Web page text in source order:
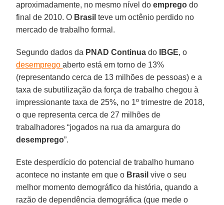
aproximadamente, no mesmo nível doemprego do
final de 2010. O Brasil teve um octênio perdido no
mercado de trabalho formal.
Segundo dados da PNAD Continua do IBGE, o
desempregoaberto está em torno de 13%
(representando cerca de 13 milhões de pessoas) e a
taxa de subutilização da força de trabalho chegou à
impressionante taxa de 25%, no 1º trimestre de 2018,
o que representa cerca de 27 milhões de
trabalhadores “jogados na rua da amargura do
desemprego”.
Este desperdício do potencial de trabalho humano
acontece no instante em que o Brasil vive o seu
melhor momento demográfico da história, quando a
razão de dependência demográfica (que mede o